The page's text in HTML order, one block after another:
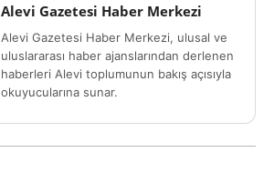
Alevi Gazetesi Haber Merkezi
Alevi Gazetesi Haber Merkezi, ulusal ve
uluslararası haber ajanslarından derlenen
haberleri Alevi toplumunun bakış açısıyla
okuyucularına sunar.